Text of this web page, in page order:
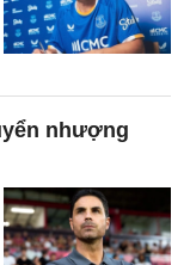
nhượng